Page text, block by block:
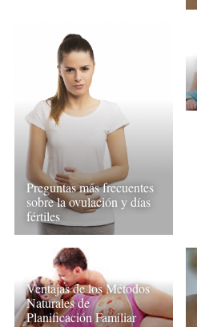
Preguntas más frecuentes
sobre la ovulación y días
fértiles
Ventajas de los Métodos
Naturales de
Planificación Familiar